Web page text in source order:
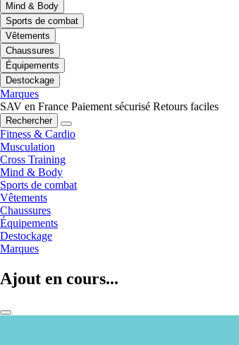
Mind & Body
Sports de combat
Vêtements
Chaussures
Équipements
Destockage
Marques
SAV en France Paiement sécurisé Retours faciles
Rechercher
Fitness & Cardio
Musculation
Cross Training
Mind & Body
Sports de combat
Vêtements
Chaussures
Équipements
Destockage
Marques
Ajout en cours...